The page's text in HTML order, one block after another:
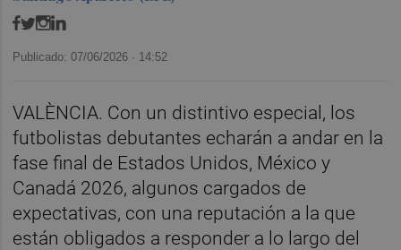
Publicado: 07/06/2026 · 14:52
VALÈNCIA. Con un distintivo especial, los
futbolistas debutantes echarán a andar en la
fase final de Estados Unidos, México y
Canadá 2026, algunos cargados de
expectativas, con una reputación a la que
están obligados a responder a lo largo del